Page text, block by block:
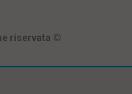
riservata ©